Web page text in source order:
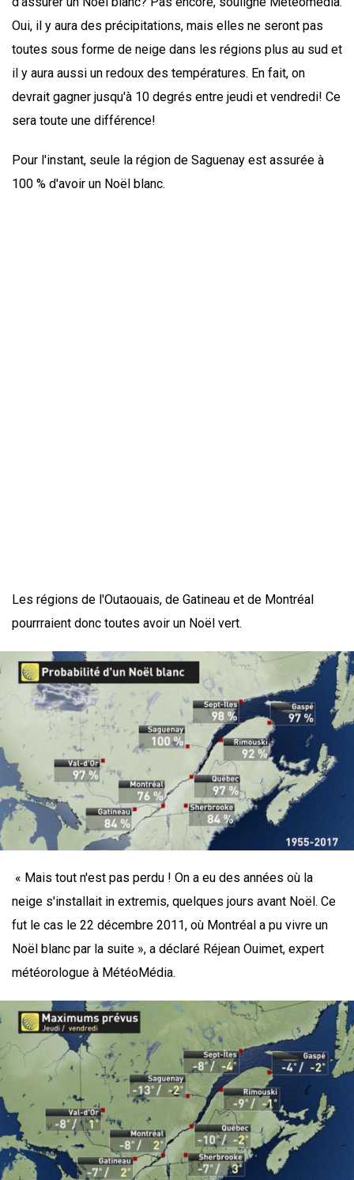
Oui, il y aura des précipitations, mais elles ne seront pas
toutes sous forme de neige dans les régions plus au sud et
il y aura aussi un redoux des températures. En fait, on
devrait gagner jusqu'à 10 degrés entre jeudi et vendredi! Ce
sera toute une différence!
Pour l'instant, seule la région de Saguenay est assurée à
100 % d'avoir un Noël blanc.
Les régions de l'Outaouais, de Gatineau et de Montréal
pourrraient donc toutes avoir un Noël vert.
« Mais tout n'est pas perdu ! On a eu des années où la
neige s'installait in extremis, quelques jours avant Noël. Ce
fut le cas le 22 décembre 2011, où Montréal a pu vivre un
Noël blanc par la suite », a déclaré Réjean Ouimet, expert
météorologue à MétéoMédia.